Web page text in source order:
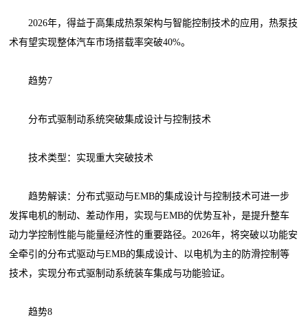
2026年，得益于高集成热泵架构与智能控制技术的应用，热泵技
术有望实现整体汽车市场搭载率突破40%。
趋势7
分布式驱制动系统突破集成设计与控制技术
技术类型：实现重大突破技术
趋势解读：分布式驱动与EMB的集成设计与控制技术可进一步
发挥电机的制动、差动作用，实现与EMB的优势互补，是提升整车
动力学控制性能与能量经济性的重要路径。2026年，将突破以功能安
全牵引的分布式驱动与EMB的集成设计、以电机为主的防滑控制等
技术，实现分布式驱制动系统装车集成与功能验证。
趋势8